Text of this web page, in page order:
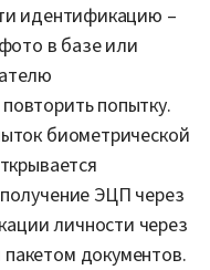
идентификацию –
в базе или
попытку.
биометрической
ЭЦП через
личности через
документов.